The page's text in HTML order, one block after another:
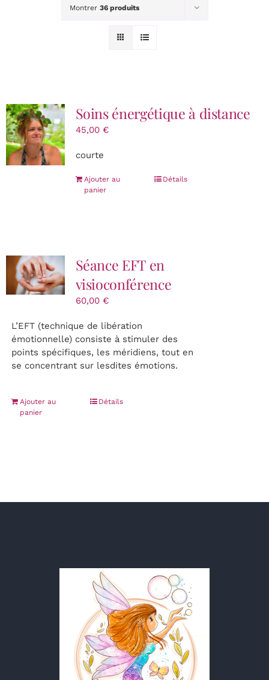
INITIATION & FORMATION
CONTACT
Panier
Montrer 36 produits
Soins énergétique à distance
45,00 €
courte
Ajouter au
panier
Détails
Séance EFT en
visioconférence
60,00 €
L’EFT (technique de libération
émotionnelle) consiste à stimuler des
points spécifiques, les méridiens, tout en
se concentrant sur lesdites émotions.
Ajouter au
panier
Détails